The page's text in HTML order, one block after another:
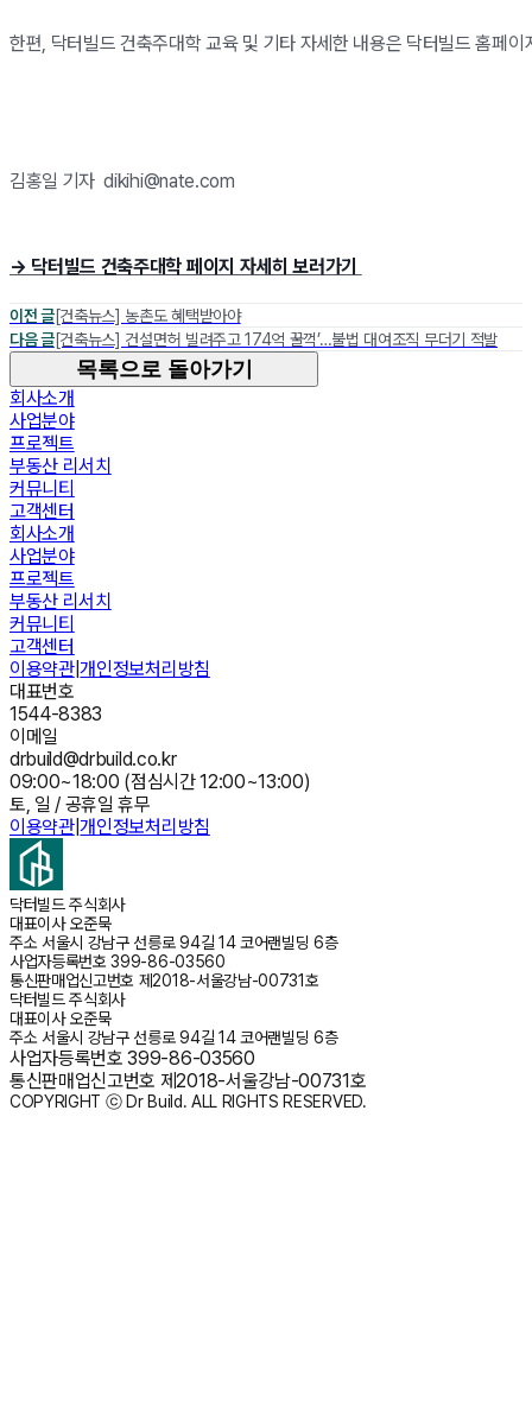
한편, 닥터빌드 건축주대학 교육 및 기타 자세한 내용은 닥터빌드 홈페이
김홍일 기자 dikihi@nate.com
→ 닥터빌드 건축주대학 페이지 자세히 보러가기
이전 글[건축뉴스] 농촌도 혜택받아야
다음 글[건축뉴스] 건설면허 빌려주고 174억 꿀꺽’…불법 대여조직 무더기 적발
목록으로 돌아가기
회사소개
사업분야
프로젝트
부동산 리서치
커뮤니티
고객센터
회사소개
사업분야
프로젝트
부동산 리서치
커뮤니티
고객센터
이용약관|개인정보처리방침
대표번호
1544-8383
이메일
drbuild@drbuild.co.kr
09:00~18:00 (점심시간 12:00~13:00)
토, 일 / 공휴일 휴무
이용약관|개인정보처리방침
닥터빌드 주식회사
대표이사오준묵
주소 서울시 강남구 선릉로 94길 14 코어랜빌딩 6층
사업자등록번호 399-86-03560
통신판매업신고번호 제2018-서울강남-00731호
닥터빌드 주식회사
대표이사오준묵
주소 서울시 강남구 선릉로 94길 14 코어랜빌딩 6층
사업자등록번호 399-86-03560
통신판매업신고번호 제2018-서울강남-00731호
COPYRIGHT ⓒ Dr Build. ALL RIGHTS RESERVED.